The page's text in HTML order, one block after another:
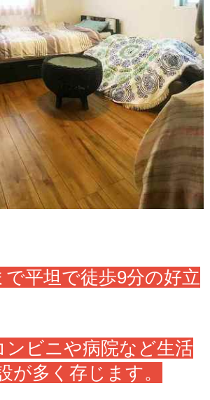
平坦で徒歩9分の好立
ンビニや病院など生活
が多く存じます。